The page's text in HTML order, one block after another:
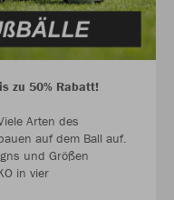
zu 50% Rabatt!
Arten des
auf dem Ball auf.
und Größen
in vier